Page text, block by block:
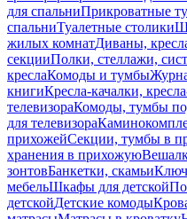
для спальниПрикроватные
спальниТуалетные столики
жилых комнатДиваны,
секцииПолки, стеллажи,
креслаКомоды и тумбы
книгиКресла-качалки,
телевизораКомоды, тумбы
для телевизора
прихожейСекции, тумбы в
хранения в прихожую
зонтовБанкетки, скамьи
мебельШкафы для детской
детскойДетские комоды